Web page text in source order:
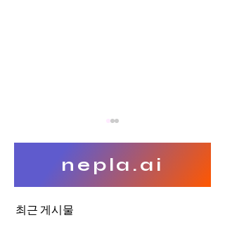
nepla.ai
최근 게시물